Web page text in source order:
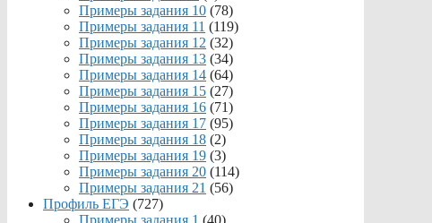
Примеры задания 10 (78)
Примеры задания 11 (119)
Примеры задания 12 (32)
Примеры задания 13 (34)
Примеры задания 14 (64)
Примеры задания 15 (27)
Примеры задания 16 (71)
Примеры задания 17 (95)
Примеры задания 18 (2)
Примеры задания 19 (3)
Примеры задания 20 (114)
Примеры задания 21 (56)
Профиль ЕГЭ (727)
Примеры задания 1 (40)